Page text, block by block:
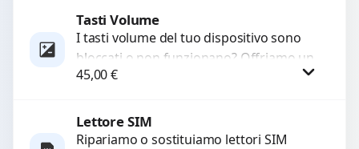
Tasti Volume
I tasti volume del tuo dispositivo sono
bloccati o non funzionano? Offriamo un
servizio di riparazione o sostituzione
45,00€
Lettore SIM
Ripariamo o sostituiamo lettori SIM